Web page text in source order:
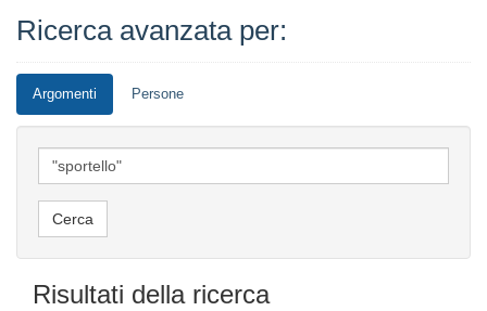
Ricerca avanzata per:
Argomenti Persone
Risultati della ricerca